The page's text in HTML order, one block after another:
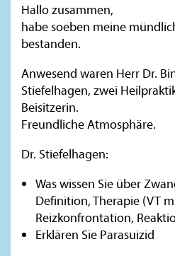
Hallo zusammen,
habe soeben meine
bestanden.
Anwesend waren Herr Dr.
Stiefelhagen, zwei
Beisitzerin.
Freundliche Atmosphäre.
Dr. Stiefelhagen:
Was wissen Sie über
Definition, Therapie (VT
Reizkonfrontation,
Erklären Sie Parasuizid